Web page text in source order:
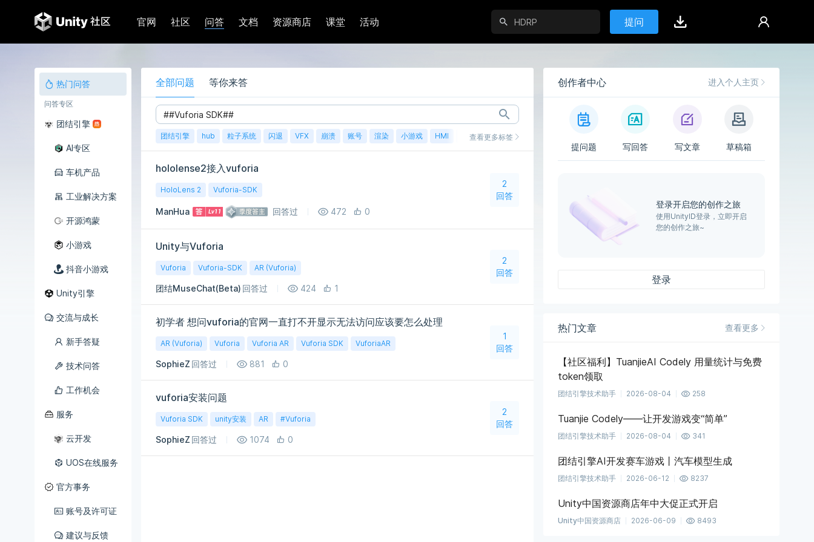
官网 社区 问答 文档 资源商店 课堂 活动 提问
热门问答
问答专区
团结引擎
AI专区
车机产品
工业解决方案
开源鸿蒙
小游戏
抖音小游戏
Unity引擎
交流与成长
新手答疑
技术问答
工作机会
服务
云开发
UOS在线服务
官方事务
账号及许可证
建议与反馈
全部问题 等你来答
团结引擎 hub 粒子系统 闪退 VFX 崩溃 账号 渲染 小游戏 HMI 鸿蒙查看更多标签
hololense2接入vuforia
HoloLens 2 Vuforia-SDK
ManHua 回答过 472 0
2
回答
Unity与Vuforia
Vuforia Vuforia-SDK AR (Vuforia)
团结MuseChat(Beta) 回答过 424 1
2
回答
初学者 想问vuforia的官网一直打不开显示无法访问应该要怎么处理
AR (Vuforia) Vuforia Vuforia AR Vuforia SDK VuforiaAR
SophieZ 回答过 881 0
1
回答
vuforia安装问题
Vuforia SDK unity安装 AR #Vuforia
SophieZ 回答过 1074 0
2
回答
创作者中心 进入个人主页
提问题 写回答 写文章 草稿箱
登录开启您的创作之旅
使用UnityID登录，立即开启
您的创作之旅~
登录
热门文章 查看更多
【社区福利】TuanjieAI Codely 用量统计与免费
token领取
团结引擎技术助手 2026-08-04 258
Tuanjie Codely——让开发游戏变“简单”
团结引擎技术助手 2026-08-04 341
团结引擎AI开发赛车游戏丨汽车模型生成
团结引擎技术助手 2026-06-12 8237
Unity中国资源商店年中大促正式开启
Unity中国资源商店 2026-06-09 8493